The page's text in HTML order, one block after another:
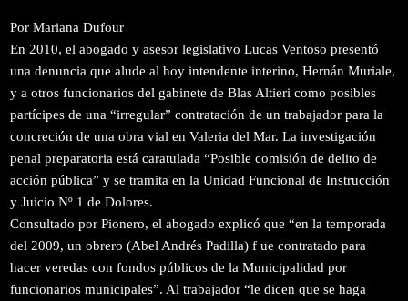
Por Mariana Dufour
En 2010, el abogado y asesor legislativo Lucas Ventoso presentó
una denuncia que alude al hoy intendente interino, Hernán Muriale,
y a otros funcionarios del gabinete de Blas Altieri como posibles
partícipes de una “irregular” contratación de un trabajador para la
concreción de una obra vial en Valeria del Mar. La investigación
penal preparatoria está caratulada “Posible comisión de delito de
acción pública” y se tramita en la Unidad Funcional de Instrucción
y Juicio Nº 1 de Dolores.
Consultado por Pionero, el abogado explicó que “en la temporada
del 2009, un obrero (Abel Andrés Padilla) f ue contratado para
hacer veredas con fondos públicos de la Municipalidad por
funcionarios municipales”. Al trabajador “le dicen que se haga